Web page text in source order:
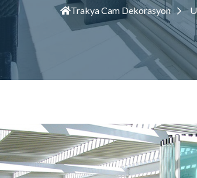
Trakya Cam Dekorasyon